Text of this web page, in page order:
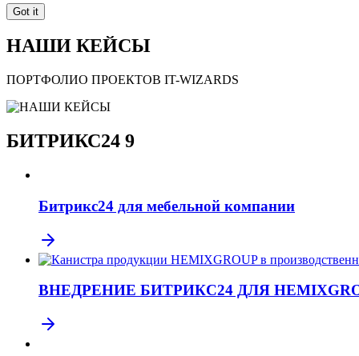
Got it
НАШИ КЕЙСЫ
ПОРТФОЛИО ПРОЕКТОВ IT-WIZARDS
БИТРИКС24 9
Битрикс24 для мебельной компании
ВНЕДРЕНИЕ БИТРИКС24 ДЛЯ